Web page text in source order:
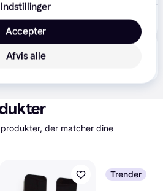
A4 høj
Eller 3 betalinger af 267 kr.
butikker, som ikke er
der matcher dine
Trender
Indstillinger
Afvis alle
Accepter